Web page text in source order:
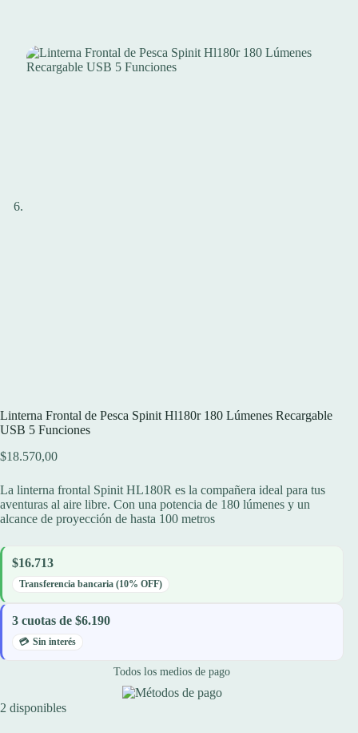
Linterna Frontal de Pesca Spinit Hl180r 180 Lúmenes Recargable
USB 5 Funciones
$18.570,00
La linterna frontal Spinit HL180R es la compañera ideal para tus
aventuras al aire libre. Con una potencia de 180 lúmenes y un
alcance de proyección de hasta 100 metros
$16.713
Transferencia bancaria (10% OFF)
3 cuotas de $6.190
Sin interés
Todos los medios de pago
2 disponibles